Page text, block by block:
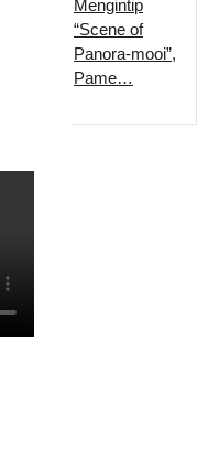
Mengintip
“Scene of
Panora-mooi”,
Pame…